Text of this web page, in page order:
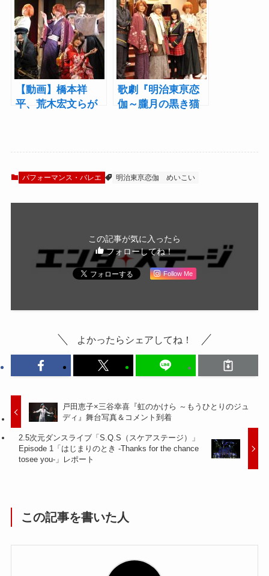
ート！荒木宏文ら
によるハンカチ必
須の王道ラブスト
ーリー
ー！荒木宏文「実
際にはできない恋
かもしれないけれ
ど」
【動画】橋本祥
平、荒木宏文らが
をチラッと見せ
歌劇『明治東亰恋
伽～朧月の黒き猫
パフォーマンス・バレエ 明治東亰恋伽 めいこい
この記事が気に入ったら
フォローしてね！
Follow Me
よかったらシェアしてね！
戸田恵子×三谷幸喜『虹のかけら ～もうひとりのジュ
ディ』舞台写真＆コメント到着
2.5次元ダンスライブ「S.Q.S（スケアステージ）」
Episode 1「はじまりのとき -Thanks for the chance
tosee you-」レポート
この記事を書いた人